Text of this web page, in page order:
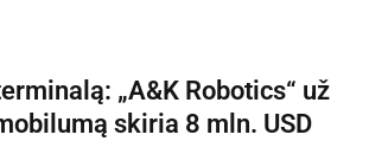
„A&K Robotics“ už
skiria 8 mln. USD